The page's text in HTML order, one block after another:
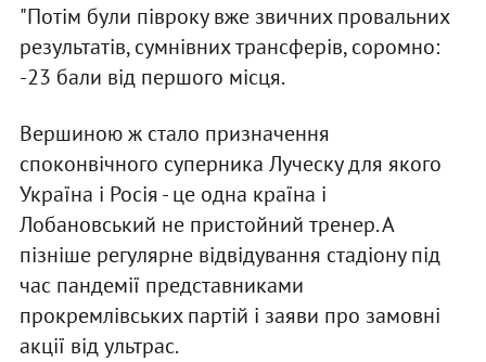
"Потім були півроку вже звичних провальних
результатів, сумнівних трансферів, соромно:
-23 бали від першого місця.
Вершиною ж стало призначення
споконвічного суперника Луческу для якого
Україна і Росія - це одна країна і
Лобановський не пристойний тренер. А
пізніше регулярне відвідування стадіону під
час пандемії представниками
прокремлівських партій і заяви про замовні
акції від ультрас.